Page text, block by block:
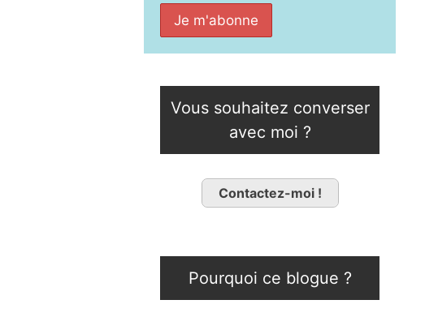
Vous souhaitez converser
avec moi ?
Contactez-moi !
Pourquoi ce blogue ?